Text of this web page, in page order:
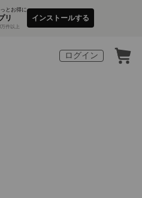
とお得に
リ
万件以上
インストールする
ログイン